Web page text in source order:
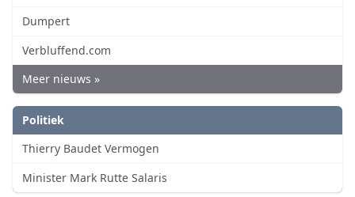
Dumpert
Verbluffend.com
Meer nieuws »
Politiek
Thierry Baudet Vermogen
Minister Mark Rutte Salaris